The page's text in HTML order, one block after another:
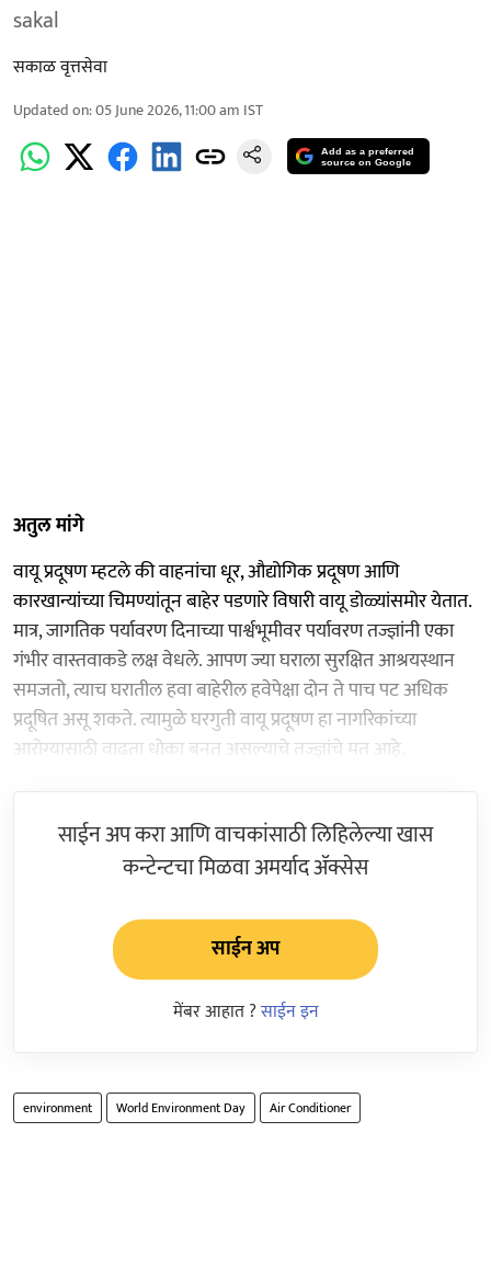
sakal
सकाळ वृत्तसेवा
Updated on:05 June 2026, 11:00 am IST
Add as a preferred
source on Google
अतुल मांगे
वायू प्रदूषण म्हटले की वाहनांचा धूर, औद्योगिक प्रदूषण आणि
कारखान्यांच्या चिमण्यांतून बाहेर पडणारे विषारी वायू डोळ्यांसमोर येतात.
मात्र, जागतिक पर्यावरण दिनाच्या पार्श्वभूमीवर पर्यावरण तज्ज्ञांनी एका
गंभीर वास्तवाकडे लक्ष वेधले. आपण ज्या घराला सुरक्षित आश्रयस्थान
समजतो, त्याच घरातील हवा बाहेरील हवेपेक्षा दोन ते पाच पट अधिक
प्रदूषित असू शकते. त्यामुळे घरगुती वायू प्रदूषण हा नागरिकांच्या
आरोग्यासाठी वाढता धोका बनत असल्याचे तज्ज्ञांचे मत आहे.
साईन अप करा आणि वाचकांसाठी लिहिलेल्या खास
कन्टेन्टचा मिळवा अमर्याद ॲक्सेस
साईन अप
मेंबर आहात ?साईन इन
environment World Environment Day Air Conditioner